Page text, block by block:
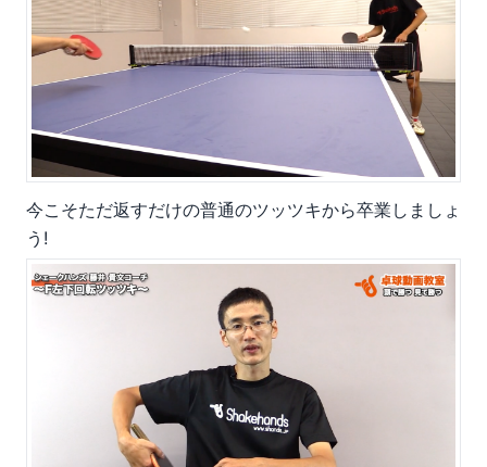
今こそただ返すだけの普通のツッツキから卒業しましょ
う!